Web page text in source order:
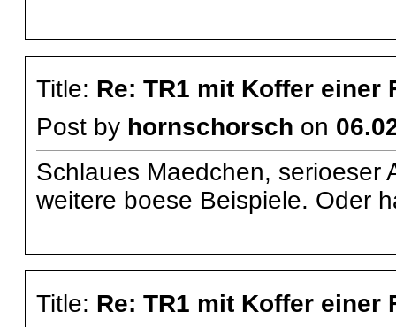
Title: Re: TR1 mit Koffer einer
Post by hornschorsch on
Schlaues Maedchen, serioeser
weitere boese Beispiele. Oder
Title: Re: TR1 mit Koffer einer